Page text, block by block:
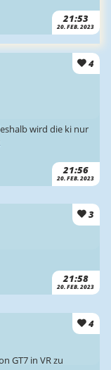
21:53
20. FEB. 2023
4
21:56
20. FEB. 2023
wird die ki nur
3
21:58
20. FEB. 2023
4
GT7 in VR zu